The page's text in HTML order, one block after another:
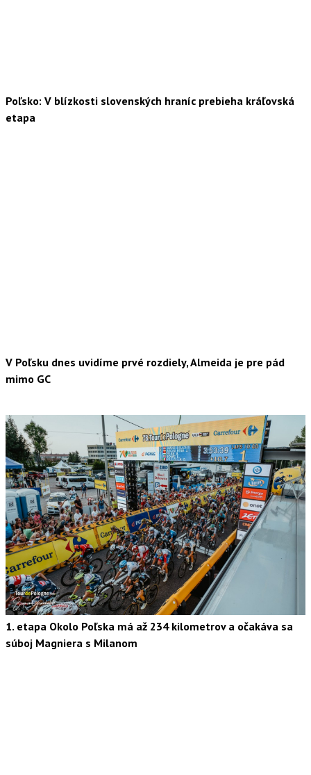
Poľsko: V blízkosti slovenských hraníc prebieha kráľovská
etapa
V Poľsku dnes uvidíme prvé rozdiely, Almeida je pre pád
mimo GC
1. etapa Okolo Poľska má až 234 kilometrov a očakáva sa
súboj Magniera s Milanom